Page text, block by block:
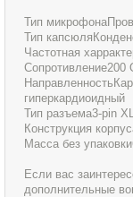
Тип
Тип
Частотная
Сопротивление200
гиперкардиоидный
Тип разъема3-pin
Конструкция
Масса без
Если вас
дополнительные